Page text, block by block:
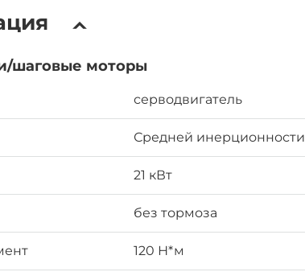
шаговые моторы
серводвигатель
Средней инерционности
21 кВт
без тормоза
120 Н*м